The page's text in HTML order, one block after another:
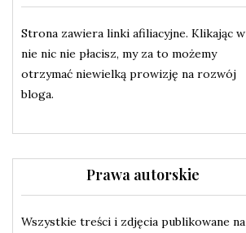
Strona zawiera linki afiliacyjne. Klikając w
nie nic nie płacisz, my za to możemy
otrzymać niewielką prowizję na rozwój
bloga.
Prawa autorskie
Wszystkie treści i zdjęcia publikowane na